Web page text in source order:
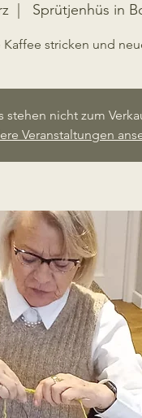
Sprütjenhüs in
Kaffee stricken und
stehen nicht zum
Veranstaltungen